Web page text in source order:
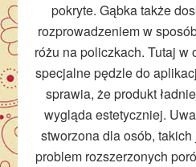
pokryte. Gąbka także
rozprowadzeniem w
różu na policzkach. Tutaj w
specjalne pędzle do
sprawia, że produkt
wygląda estetyczniej.
stworzona dla osób,
problem rozszerzonych